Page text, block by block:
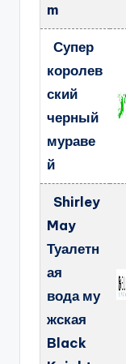
m
Супер
королев
ский
черный
мураве
й
Shirley
May
Туалетн
ая
вода му
жская
Black